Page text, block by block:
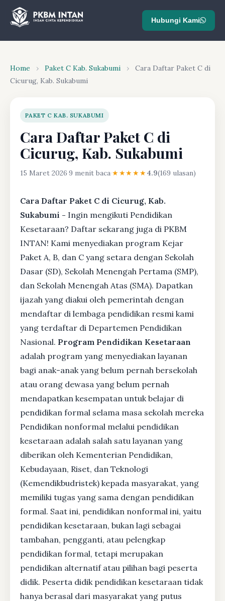
Hubungi Kami
Home › Paket C Kab. Sukabumi ›
Cara Daftar Paket C di
Cicurug, Kab. Sukabumi
PAKET C KAB. SUKABUMI
Cara Daftar Paket C di
Cicurug, Kab. Sukabumi
15 Maret 2026·9 menit baca·★★★★★4.9(169 ulasan)
Cara Daftar Paket C di Cicurug, Kab.
Sukabumi - Ingin mengikuti Pendidikan
Kesetaraan? Daftar sekarang juga di PKBM
INTAN! Kami menyediakan program Kejar
Paket A, B, dan C yang setara dengan Sekolah
Dasar (SD), Sekolah Menengah Pertama (SMP),
dan Sekolah Menengah Atas (SMA). Dapatkan
ijazah yang diakui oleh pemerintah dengan
mendaftar di lembaga pendidikan resmi kami
yang terdaftar di Departemen Pendidikan
Nasional. Program Pendidikan Kesetaraan
adalah program yang menyediakan layanan
bagi anak-anak yang belum pernah bersekolah
atau orang dewasa yang belum pernah
mendapatkan kesempatan untuk belajar di
pendidikan formal selama masa sekolah mereka
Pendidikan nonformal melalui pendidikan
kesetaraan adalah salah satu layanan yang
diberikan oleh Kementerian Pendidikan,
Kebudayaan, Riset, dan Teknologi
(Kemendikbudristek) kepada masyarakat, yang
memiliki tugas yang sama dengan pendidikan
formal. Saat ini, pendidikan nonformal ini, yaitu
pendidikan kesetaraan, bukan lagi sebagai
tambahan, pengganti, atau pelengkap
pendidikan formal, tetapi merupakan
pendidikan alternatif atau pilihan bagi peserta
didik. Peserta didik pendidikan kesetaraan tidak
hanya berasal dari masyarakat yang putus